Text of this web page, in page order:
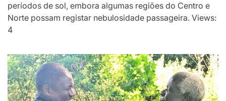
períodos de sol, embora algumas regiões do Centro e
Norte possam registar nebulosidade passageira. Views:
4